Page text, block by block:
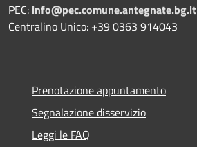
PEC: info@pec.comune.antegnate.bg.it
Centralino Unico: +39 0363 914043
Prenotazione appuntamento
Segnalazione disservizio
Leggi le FAQ